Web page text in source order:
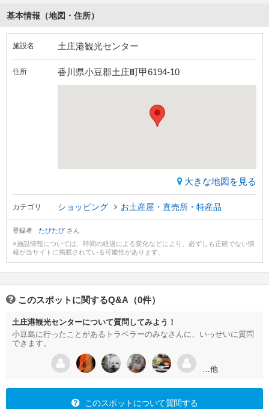
基本情報（地図・住所）
施設名 土庄港観光センター
住所 香川県小豆郡土庄町甲6194-10
大きな地図を見る
カテゴリ ショッピング お土産屋・直売所・特産品
登録者 たびたび さん
※施設情報については、時間の経過による変化などにより、必ずしも正確でない情
報が当サイトに掲載されている可能性があります。
このスポットに関するQ&A（0件）
土庄港観光センターについて質問してみよう！
小豆島に行ったことがあるトラベラーのみなさんに、いっせいに質問
できます。
…他
このスポットについて質問する